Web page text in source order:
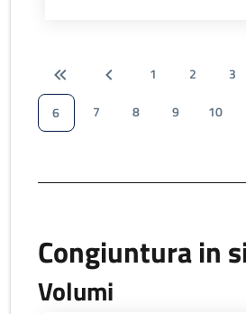
1 2 3
6
7 8 9 10
Congiuntura in
Volumi